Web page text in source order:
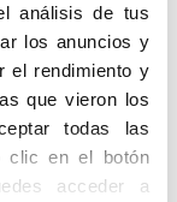
análisis de tus
los anuncios y
el rendimiento y
que vieron los
todas las
clic en el botón
acceder a